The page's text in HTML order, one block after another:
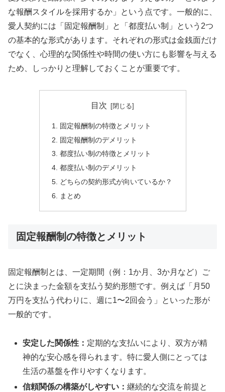
な報酬スタイルを採用するか」という点です。一般的に、
愛人契約には「固定報酬制」と「都度払い制」という2つ
の基本的な形式があります。それぞれの形式は金銭面だけ
でなく、心理的な関係性や時間の使い方にも影響を与える
ため、しっかりと理解しておくことが重要です。
目次
固定報酬制の特徴とメリット
固定報酬制のデメリット
都度払い制の特徴とメリット
都度払い制のデメリット
どちらの契約形式が向いているか？
まとめ
固定報酬制の特徴とメリット
固定報酬制とは、一定期間（例：1か月、3か月など）ご
とに決まった金額を支払う契約形態です。例えば「月50
万円を支払う代わりに、週に1〜2回会う」といった形が
一般的です。
安定した関係性： 定期的な支払いにより、双方が精
神的な安心感を得られます。特に愛人側にとっては
生活の基盤を作りやすくなります。
信頼関係の構築がしやすい：継続的な交流を前提と